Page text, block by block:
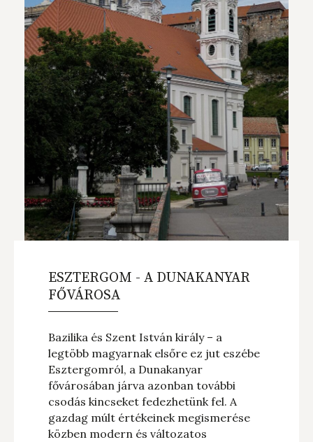
ESZTERGOM - A DUNAKANYAR
FŐVÁROSA
Bazilika és Szent István király – a
legtöbb magyarnak elsőre ez jut eszébe
Esztergomról, a Dunakanyar
fővárosában járva azonban további
csodás kincseket fedezhetünk fel. A
gazdag múlt értékeinek megismerése
közben modern és változatos